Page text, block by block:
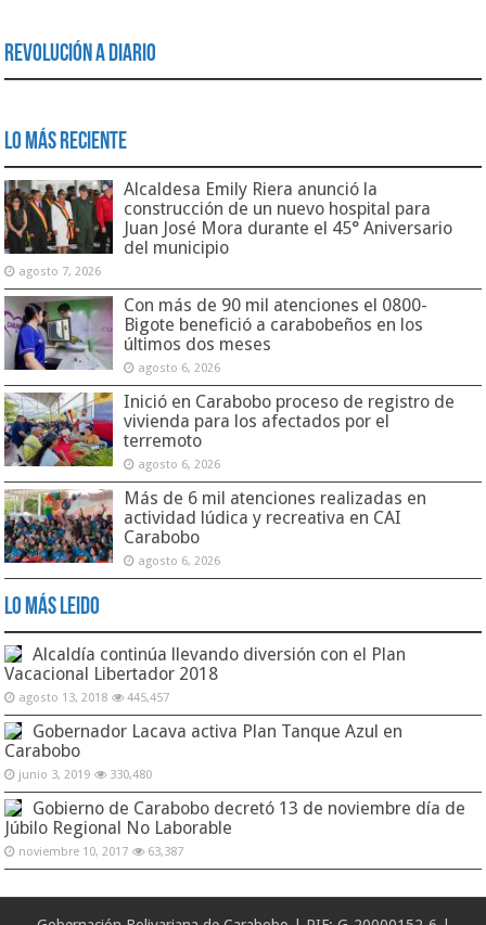
Revolución a Diario
Lo Más Reciente
Alcaldesa Emily Riera anunció la
construcción de un nuevo hospital para
Juan José Mora durante el 45° Aniversario
del municipio
agosto 7, 2026
Con más de 90 mil atenciones el 0800-
Bigote benefició a carabobeños en los
últimos dos meses
agosto 6, 2026
Inició en Carabobo proceso de registro de
vivienda para los afectados por el
terremoto
agosto 6, 2026
Más de 6 mil atenciones realizadas en
actividad lúdica y recreativa en CAI
Carabobo
agosto 6, 2026
Lo Más Leido
Alcaldía continúa llevando diversión con el Plan
Vacacional Libertador 2018
agosto 13, 2018 445,457
Gobernador Lacava activa Plan Tanque Azul en
Carabobo
junio 3, 2019 330,480
Gobierno de Carabobo decretó 13 de noviembre día de
Júbilo Regional No Laborable
noviembre 10, 2017 63,387